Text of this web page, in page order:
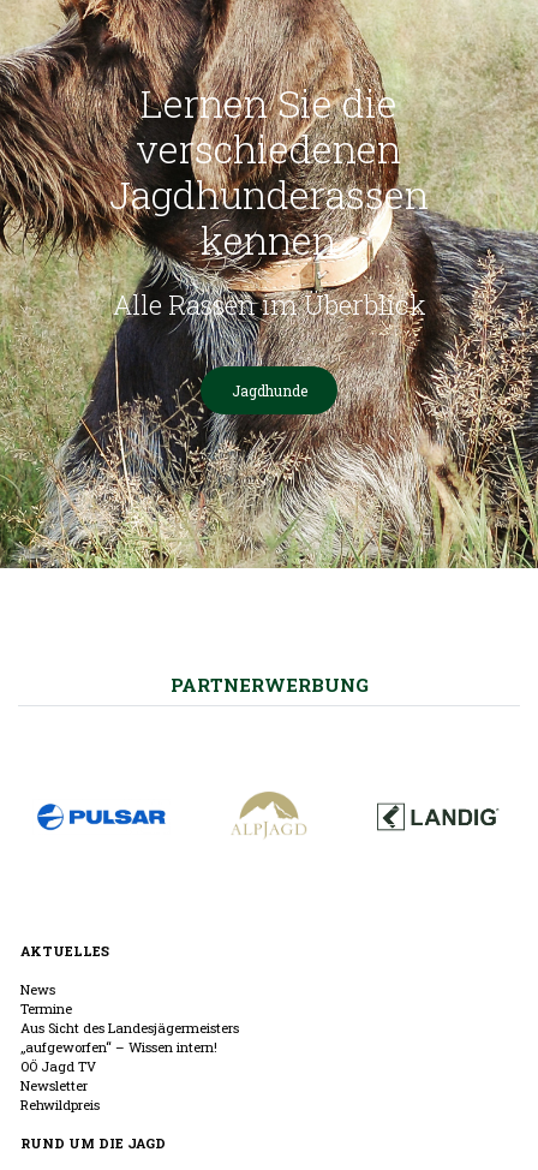
Lernen Sie die
verschiedenen
Jagdhunderassen
kennen
Alle Rassen im Überblick
Jagdhunde
PARTNERWERBUNG
AKTUELLES
News
Termine
Aus Sicht des Landesjägermeisters
„aufgeworfen“ – Wissen intern!
OÖ Jagd TV
Newsletter
Rehwildpreis
RUND UM DIE JAGD